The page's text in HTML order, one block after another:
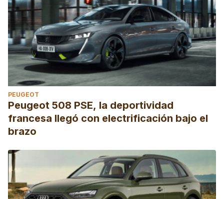
PEUGEOT
Peugeot 508 PSE, la deportividad
francesa llegó con electrificación bajo el
brazo